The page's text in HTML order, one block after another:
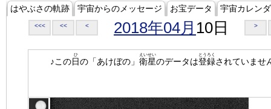
はやぶさの軌跡 宇宙からのメッセージ お宝データ 宇宙カレン
<<< << < 2018年04月 10日 >
♪この日
ひ
の「あけぼの」 衛星
えいせい
のデータは登録
とうろく
されていませ